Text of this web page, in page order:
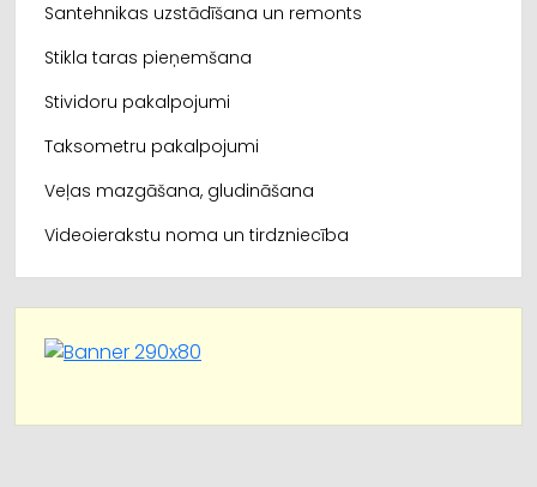
Santehnikas uzstādīšana un remonts
Stikla taras pieņemšana
Stividoru pakalpojumi
Taksometru pakalpojumi
Veļas mazgāšana, gludināšana
Videoierakstu noma un tirdzniecība